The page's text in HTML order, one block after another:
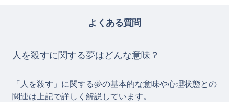
よくある質問
人を殺すに関する夢はどんな意味？
「人を殺す」に関する夢の基本的な意味や心理状態との
関連は上記で詳しく解説しています。